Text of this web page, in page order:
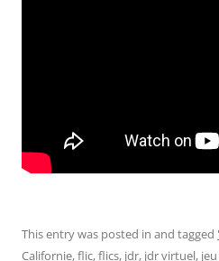
This entry was posted in and tagged
Californie,flic,flics, jdr, jdr virtuel,